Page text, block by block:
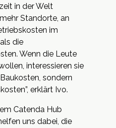
in der Welt
Standorte, an
im
die
Wenn die Leute
interessieren sie
sondern
erklärt Ivo.
Catenda Hub
uns dabei, die